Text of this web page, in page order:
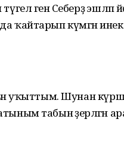
генә Себерҙә эшләп
ҡайтарып күмгән
уҡыттым. Шунан
табын әҙерләгән